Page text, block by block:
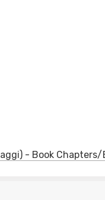
- Book Chapters/